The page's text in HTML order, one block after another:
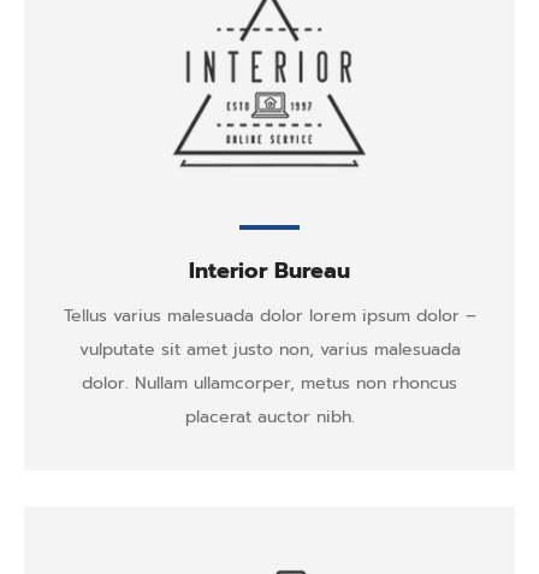
Interior Bureau
Tellus varius malesuada dolor lorem ipsum dolor –
vulputate sit amet justo non, varius malesuada
dolor. Nullam ullamcorper, metus non rhoncus
placerat auctor nibh.